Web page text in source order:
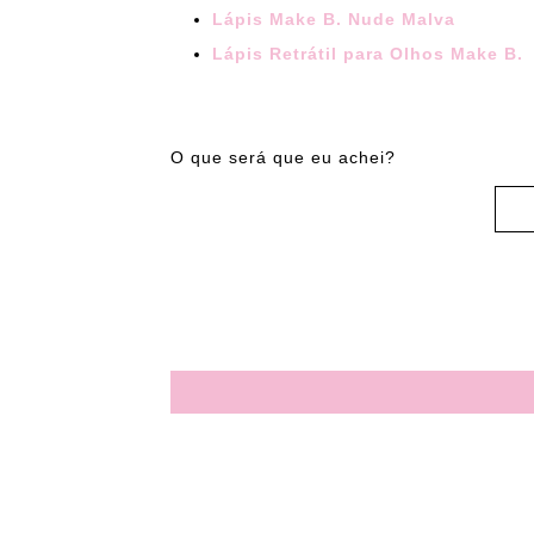
Lápis Make B. Nude Malva
Lápis Retrátil para Olhos Make B.
O que será que eu achei?